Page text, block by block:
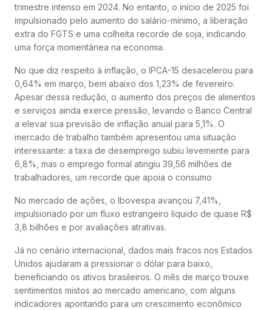
trimestre intenso em 2024. No entanto, o início de 2025 foi
impulsionado pelo aumento do salário-mínimo, a liberação
extra do FGTS e uma colheita recorde de soja, indicando
uma força momentânea na economia.
No que diz respeito à inflação, o IPCA-15 desacelerou para
0,64% em março, bem abaixo dos 1,23% de fevereiro.
Apesar dessa redução, o aumento dos preços de alimentos
e serviços ainda exerce pressão, levando o Banco Central
a elevar sua previsão de inflação anual para 5,1%. O
mercado de trabalho também apresentou uma situação
interessante: a taxa de desemprego subiu levemente para
6,8%, mas o emprego formal atingiu 39,56 milhões de
trabalhadores, um recorde que apoia o consumo
No mercado de ações, o Ibovespa avançou 7,41%,
impulsionado por um fluxo estrangeiro líquido de quase R$
3,8 bilhões e por avaliações atrativas.
Já no cenário internacional, dados mais fracos nos Estados
Unidos ajudaram a pressionar o dólar para baixo,
beneficiando os ativos brasileiros. O mês de março trouxe
sentimentos mistos ao mercado americano, com alguns
indicadores apontando para um crescimento econômico